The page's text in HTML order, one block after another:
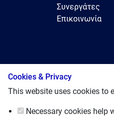
Συνεργάτες
Επικοινωνία
Cookies & Privacy
This website uses cookies to
Necessary cookies help